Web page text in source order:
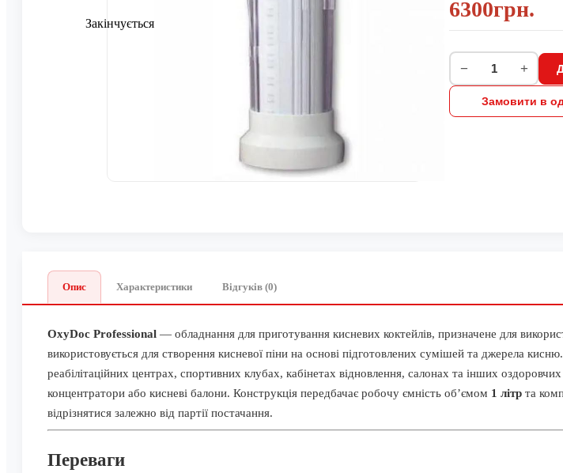
Закінчується
6300грн.
− +
Замовити в
Опис Характеристики Відгуків (0)
OxyDoc Professional — обладнання для приготування кисневих коктейлів, призначене для
використовується для створення кисневої піни на основі підготовлених сумішей та джерела кисню.
реабілітаційних центрах, спортивних клубах, кабінетах відновлення, салонах та інших
концентратори або кисневі балони. Конструкція передбачає робочу ємність об’ємом 1 літр та
відрізнятися залежно від партії постачання.
Переваги